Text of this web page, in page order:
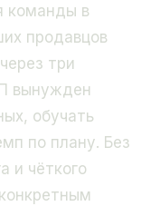
команды в
продавцов
три
вынужден
обучать
по плану. Без
и чёткого